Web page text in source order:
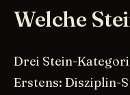
Welche
Drei Stein-
Erstens: Disziplin-